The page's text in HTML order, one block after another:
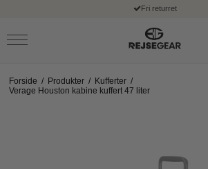
Fri returret
Forside / Produkter / Kufferter /
Verage Houston kabine kuffert 47 liter